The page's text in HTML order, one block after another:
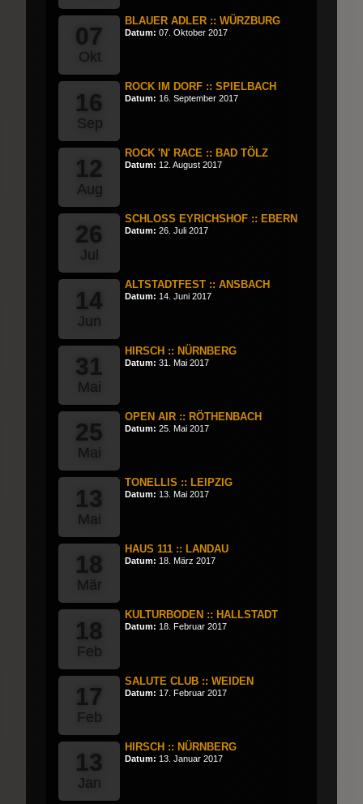
07
Okt
BLAUER ADLER :: WÜRZBURG
Datum: 07. Oktober 2017
16
Sep
ROCK IM DORF :: SPIELBACH
Datum: 16. September 2017
12
Aug
ROCK 'N' RACE :: BAD TÖLZ
Datum: 12. August 2017
26
Jul
SCHLOSS EYRICHSHOF :: EBERN
Datum: 26. Juli 2017
14
Jun
ALTSTADTFEST :: ANSBACH
Datum: 14. Juni 2017
31
Mai
HIRSCH :: NÜRNBERG
Datum: 31. Mai 2017
25
Mai
OPEN AIR :: RÖTHENBACH
Datum: 25. Mai 2017
13
Mai
TONELLIS :: LEIPZIG
Datum: 13. Mai 2017
18
Mär
HAUS 111 :: LANDAU
Datum: 18. März 2017
18
Feb
KULTURBODEN :: HALLSTADT
Datum: 18. Februar 2017
17
Feb
SALUTE CLUB :: WEIDEN
Datum: 17. Februar 2017
13
Jan
HIRSCH :: NÜRNBERG
Datum: 13. Januar 2017